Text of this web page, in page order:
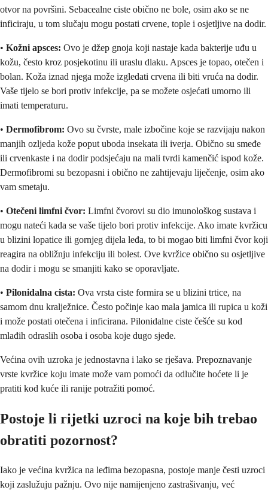
otvor na površini. Sebacealne ciste obično ne bole, osim ako se ne
inficiraju, u tom slučaju mogu postati crvene, tople i osjetljive na dodir.
• Kožni apsces: Ovo je džep gnoja koji nastaje kada bakterije uđu u
kožu, često kroz posjekotinu ili uraslu dlaku. Apsces je topao, otečen i
bolan. Koža iznad njega može izgledati crvena ili biti vruća na dodir.
Vaše tijelo se bori protiv infekcije, pa se možete osjećati umorno ili
imati temperaturu.
• Dermofibrom: Ovo su čvrste, male izbočine koje se razvijaju nakon
manjih ozljeda kože poput uboda insekata ili iverja. Obično su smeđe
ili crvenkaste i na dodir podsjećaju na mali tvrdi kamenčić ispod kože.
Dermofibromi su bezopasni i obično ne zahtijevaju liječenje, osim ako
vam smetaju.
• Otečeni limfni čvor: Limfni čvorovi su dio imunološkog sustava i
mogu nateći kada se vaše tijelo bori protiv infekcije. Ako imate kvržicu
u blizini lopatice ili gornjeg dijela leđa, to bi mogao biti limfni čvor koji
reagira na obližnju infekciju ili bolest. Ove kvržice obično su osjetljive
na dodir i mogu se smanjiti kako se oporavljate.
• Pilonidalna cista: Ova vrsta ciste formira se u blizini trtice, na
samom dnu kralježnice. Često počinje kao mala jamica ili rupica u koži
i može postati otečena i inficirana. Pilonidalne ciste češće su kod
mlađih odraslih osoba i osoba koje dugo sjede.
Većina ovih uzroka je jednostavna i lako se rješava. Prepoznavanje
vrste kvržice koju imate može vam pomoći da odlučite hoćete li je
pratiti kod kuće ili ranije potražiti pomoć.
Postoje li rijetki uzroci na koje bih trebao
obratiti pozornost?
Iako je većina kvržica na leđima bezopasna, postoje manje česti uzroci
koji zaslužuju pažnju. Ovo nije namijenjeno zastrašivanju, već